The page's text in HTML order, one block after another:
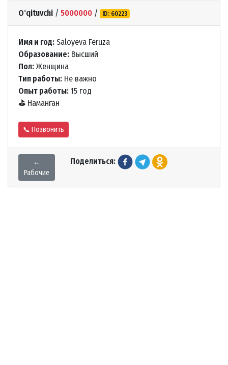
O‘qituvchi / 5000000 / ID: 60223
Имя и год: Saloyeva Feruza
Образование: Высший
Пол: Женщина
Тип работы: Не важно
Опыт работы: 15 год
⛳ Наманган
📞 Позвонить
←
Рабочие
Поделиться: